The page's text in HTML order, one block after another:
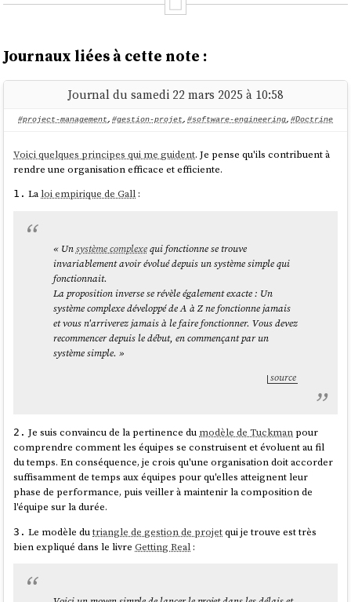
Journaux liées à cette note :
Journal du samedi 22 mars 2025 à 10:58
#project-management, #gestion-projet, #software-engineering, #Doctrine
Voici quelques principes qui me guident. Je pense qu'ils contribuent à
rendre une organisation efficace et efficiente.
1. La loi empirique de Gall :
« Unsystème complexequi fonctionne se trouve
invariablement avoir évolué depuis un système simple qui
fonctionnait.
La proposition inverse se révèle également exacte : Un
système complexe développé de A à Z ne fonctionne jamais
et vous n'arriverez jamais à le faire fonctionner. Vous devez
recommencer depuis le début, en commençant par un
système simple. »
source
2. Je suis convaincu de la pertinence du modèle de Tuckman pour
comprendre comment les équipes se construisent et évoluent au fil
du temps. En conséquence, je crois qu'une organisation doit accorder
suffisamment de temps aux équipes pour qu'elles atteignent leur
phase de performance, puis veiller à maintenir la composition de
l'équipe sur la durée.
3. Le modèle dutriangle de gestion de projetqui je trouve est très
bien expliqué dans le livreGetting Real :